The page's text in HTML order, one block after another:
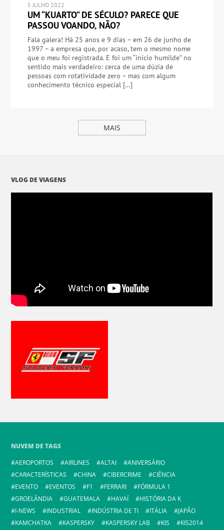
5 JULHO 2022
UM “KUARTO” DE SÉCULO? PARECE QUE
PASSOU VOANDO, NÃO?
Fala galera! Há 25 anos e 9 dias – em 26 de junho de
1997 – a empresa que, por acaso, tem o mesmo nome
que o meu foi registrada. E foi um “início humilde” no
sentido mais verdadeiro: cerca de uma dúzia de
pessoas com rotatividade zero – mas com algum
conhecimento técnico especial […]
MAIS
VLOG DE VIAGENS
NUVEM DE TAGS
AEROPORTOS
AIRLINES ALTAI
ANIVERSÁRIO
CARACTERÍSTICAS
CHINA CIBERCRIME
CIÊNCIA
EVENTO
EVENTOS F1 FERRARI
FÓRMULA 1
GROELÂNDIA
GUATEMALA HAVAÍ
HISTÓRIA DA K
I-NEWS
INDUSTRIAL INDÚSTRIA DE TI ITÁLIA
JAPÃO
KAMCHATKA
KASPERSKY KASPERSKY LAB KIS
KIS2014